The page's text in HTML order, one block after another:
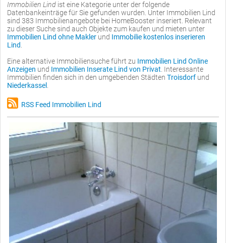
Immobilien Lind ist eine Kategorie unter der folgende
Datenbankeinträge für Sie gefunden wurden. Unter Immobilien Lind
sind 383 Immobilienangebote bei HomeBooster inseriert. Relevant
zu dieser Suche sind auch Objekte zum kaufen und mieten unter
Immobilien Lind ohne Makler und Immobilie kostenlos inserieren
Lind
Eine alternative Immobiliensuche führt zu Immobilien Lind Online
Anzeigen und Immobilien Inserate Lind von Privat . Interessante
Immobilien finden sich in den umgebenden Städten Troisdorf und
Niederkassel
RSS Feed Immobilien Lind